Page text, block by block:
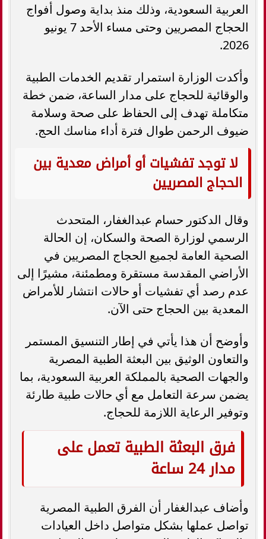
العربية السعودية، وذلك منذ بداية وصول أفواج
الحجاج المصريين وحتى مساء الأحد 7 يونيو
2026.
وأكدت الوزارة استمرار تقديم الخدمات الطبية
والوقائية للحجاج على مدار الساعة، ضمن خطة
متكاملة تهدف إلى الحفاظ على صحة وسلامة
ضيوف الرحمن طوال فترة أداء مناسك الحج.
لا توجد تفشيات أو أمراض معدية بين
الحجاج المصريين
وقال الدكتور حسام عبدالغفار، المتحدث
الرسمي لوزارة الصحة والسكان، إن الحالة
الصحية العامة لجميع الحجاج المصريين في
الأراضي المقدسة مستقرة ومطمئنة، مشيرًا إلى
عدم رصد أي تفشيات أو حالات انتشار للأمراض
المعدية بين الحجاج حتى الآن.
وأوضح أن هذا يأتي في إطار التنسيق المستمر
والتعاون الوثيق بين البعثة الطبية المصرية
والجهات الصحية بالمملكة العربية السعودية، بما
يضمن سرعة التعامل مع أي حالات طبية طارئة
وتوفير الرعاية اللازمة للحجاج.
فرق البعثة الطبية تعمل على
مدار 24 ساعة
وأضاف عبدالغفار أن الفرق الطبية المصرية
تواصل عملها بشكل متواصل داخل العيادات